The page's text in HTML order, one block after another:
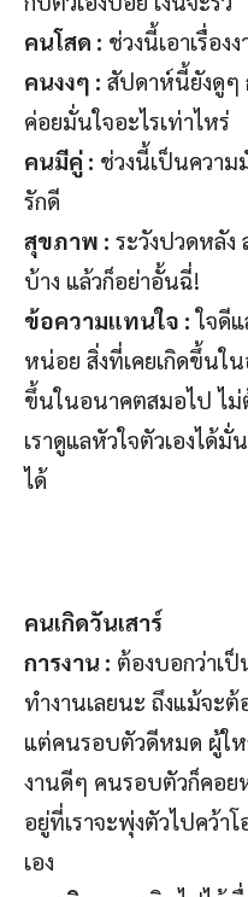
คนโสด : ช่วงนี้เอาเรื่อง
คนงงๆ : สัปดาห์นี้ยังดูๆ
ค่อยมั่นใจอะไรเท่าไหร่
คนมีคู่ : ช่วงนี้เป็นความ
รักดี
สุขภาพ : ระวังปวดหลัง
บ้าง แล้วก็อย่าอั้นฉี่!
ข้อความแทนใจ : ใจดี
หน่อย สิ่งที่เคยเกิดขึ้นใ
ขึ้นในอนาคตสมอไป ไม่
เราดูแลหัวใจตัวเองได้มั่
ได้
คนเกิดวันเสาร์
การงาน : ต้องบอกว่าเ
ทำงานเลยนะ ถึงแม้จะ
แต่คนรอบตัวดีหมด ผู้ใ
งานดีๆ คนรอบตัวก็คอย
อยู่ที่เราจะพุ่งตัวไปคว้า
เอง